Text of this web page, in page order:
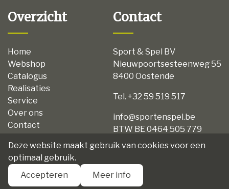
Overzicht
Home
Webshop
Catalogus
Realisaties
Service
Over ons
Contact
Disclaimer
Algemene voorwaarden
Contact
Sport & Spel BV
Nieuwpoortsesteenweg 55
8400 Oostende
Tel. +32 59 519 517
info@sportenspel.be
BTW BE 0464 505 779
Deze website maakt gebruik van cookies voor een
optimaal gebruik.
Accepteren
Meer info